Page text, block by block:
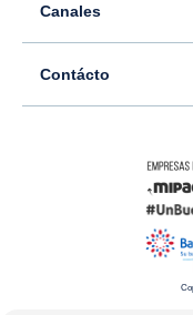
Sala de prensa
Información adicional
Trabaje con nosotros
Transparencia y
Política de Datos
Servicio - Atención al
Tutoriales canales
Términos y condiciones
Canales
Ubíquenos
Directorios alternos
Contácto
Bogotá - Colombia
Resto del país: 01-